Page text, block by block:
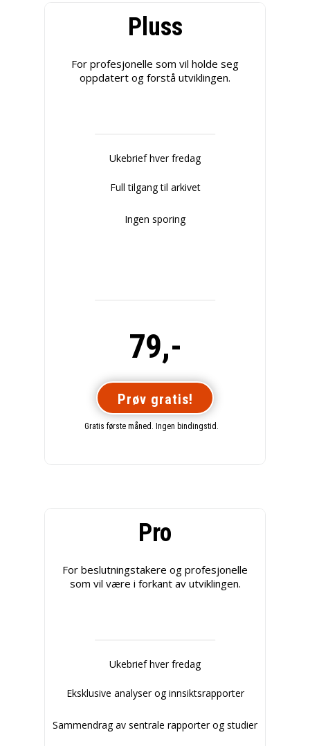
Pluss
For profesjonelle som vil holde seg
oppdatert og forstå utviklingen.
Ukebrief hver fredag
Full tilgang til arkivet
Ingen sporing
79,-
Prøv gratis!
Gratis første måned. Ingen bindingstid.
Pro
For beslutningstakere og profesjonelle
som vil være i forkant av utviklingen.
Ukebrief hver fredag
Eksklusive analyser og innsiktsrapporter
Sammendrag av sentrale rapporter og studier